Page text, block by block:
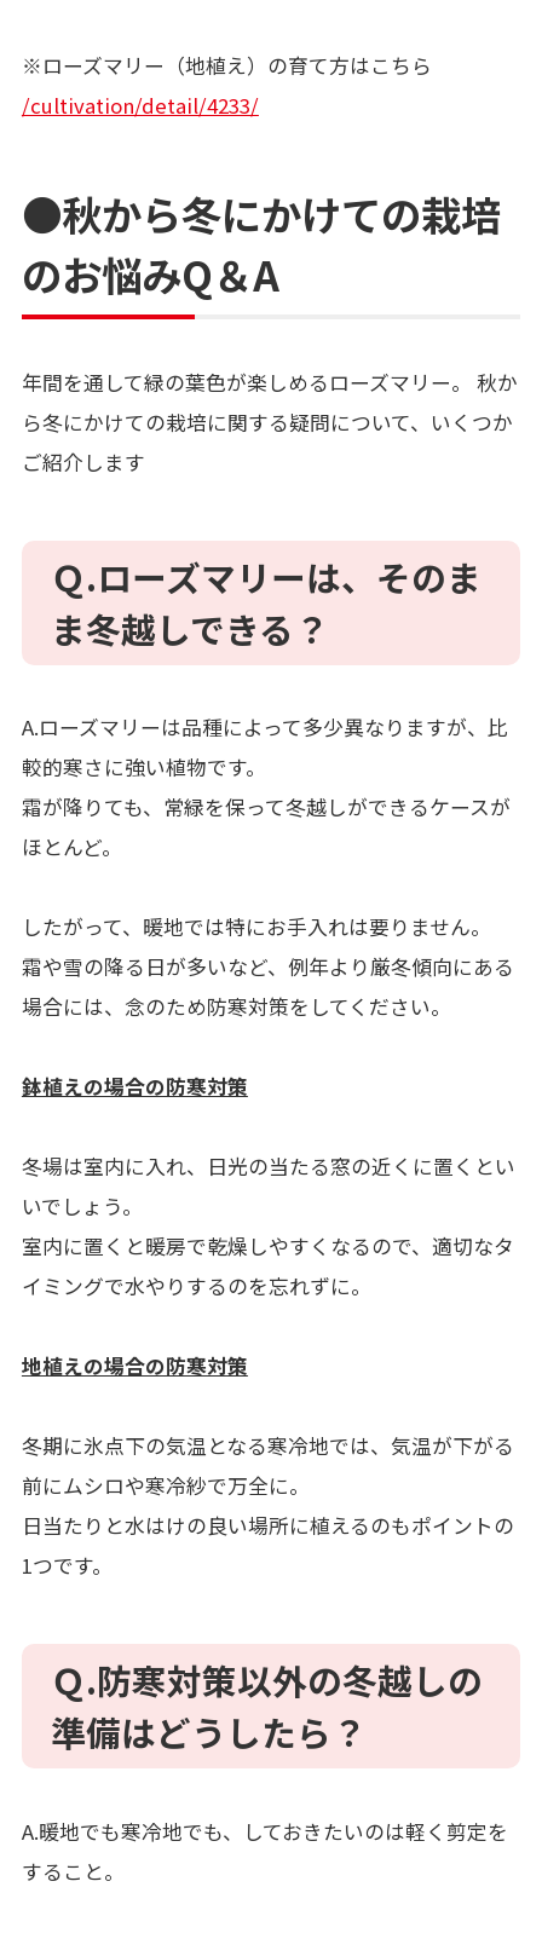
※ローズマリー（地植え）の育て方はこちら
/cultivation/detail/4233/
●秋から冬にかけての栽培
のお悩みQ＆A
年間を通して緑の葉色が楽しめるローズマリー。 秋か
ら冬にかけての栽培に関する疑問について、いくつか
ご紹介します
Ｑ.ローズマリーは、そのま
ま冬越しできる？
A.ローズマリーは品種によって多少異なりますが、比
較的寒さに強い植物です。
霜が降りても、常緑を保って冬越しができるケースが
ほとんど。
したがって、暖地では特にお手入れは要りません。
霜や雪の降る日が多いなど、例年より厳冬傾向にある
場合には、念のため防寒対策をしてください。
鉢植えの場合の防寒対策
冬場は室内に入れ、日光の当たる窓の近くに置くとい
いでしょう。
室内に置くと暖房で乾燥しやすくなるので、適切なタ
イミングで水やりするのを忘れずに。
地植えの場合の防寒対策
冬期に氷点下の気温となる寒冷地では、気温が下がる
前にムシロや寒冷紗で万全に。
日当たりと水はけの良い場所に植えるのもポイントの
1つです。
Ｑ.防寒対策以外の冬越しの
準備はどうしたら？
A.暖地でも寒冷地でも、しておきたいのは軽く剪定を
すること。